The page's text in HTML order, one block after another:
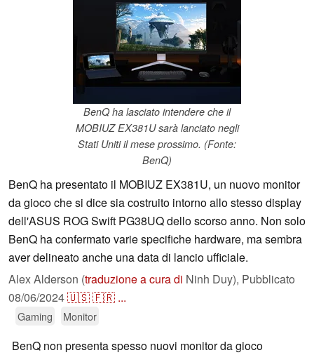
BenQ ha lasciato intendere che il
MOBIUZ EX381U sarà lanciato negli
Stati Uniti il mese prossimo. (Fonte:
BenQ)
BenQ ha presentato il MOBIUZ EX381U, un nuovo monitor
da gioco che si dice sia costruito intorno allo stesso display
dell'ASUS ROG Swift PG38UQ dello scorso anno. Non solo
BenQ ha confermato varie specifiche hardware, ma sembra
aver delineato anche una data di lancio ufficiale.
Alex Alderson (traduzione a cura di Ninh Duy), Pubblicato
08/06/2024🇺🇸🇫🇷 ...
Gaming Monitor
BenQ non presenta spesso nuovi monitor da gioco